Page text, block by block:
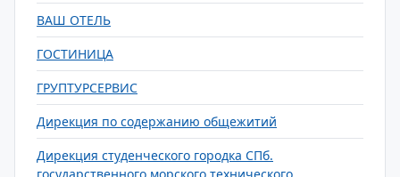
ВАШ ОТЕЛЬ
ГОСТИНИЦА
ГРУПТУРСЕРВИС
Дирекция по содержанию общежитий
Дирекция студенческого городка СПб.